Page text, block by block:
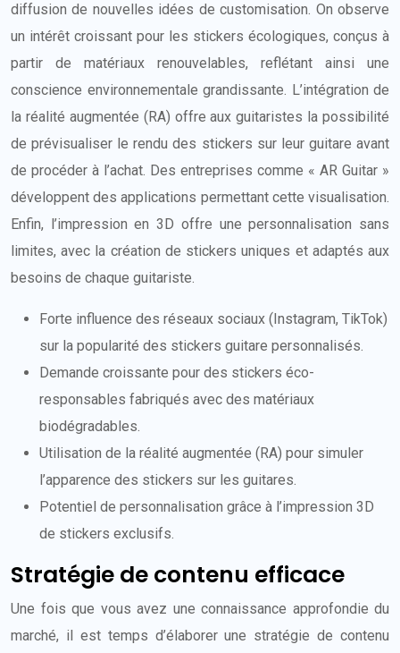
diffusion de nouvelles idées de customisation. On observe
un intérêt croissant pour les stickers écologiques, conçus à
partir de matériaux renouvelables, reflétant ainsi une
conscience environnementale grandissante. L’intégration de
la réalité augmentée (RA) offre aux guitaristes la possibilité
de prévisualiser le rendu des stickers sur leur guitare avant
de procéder à l’achat. Des entreprises comme « AR Guitar »
développent des applications permettant cette visualisation.
Enfin, l’impression en 3D offre une personnalisation sans
limites, avec la création de stickers uniques et adaptés aux
besoins de chaque guitariste.
Forte influence des réseaux sociaux (Instagram, TikTok)
sur la popularité des stickers guitare personnalisés.
Demande croissante pour des stickers éco-
responsables fabriqués avec des matériaux
biodégradables.
Utilisation de la réalité augmentée (RA) pour simuler
l’apparence des stickers sur les guitares.
Potentiel de personnalisation grâce à l’impression 3D
de stickers exclusifs.
Stratégie de contenu efficace
Une fois que vous avez une connaissance approfondie du
marché, il est temps d’élaborer une stratégie de contenu